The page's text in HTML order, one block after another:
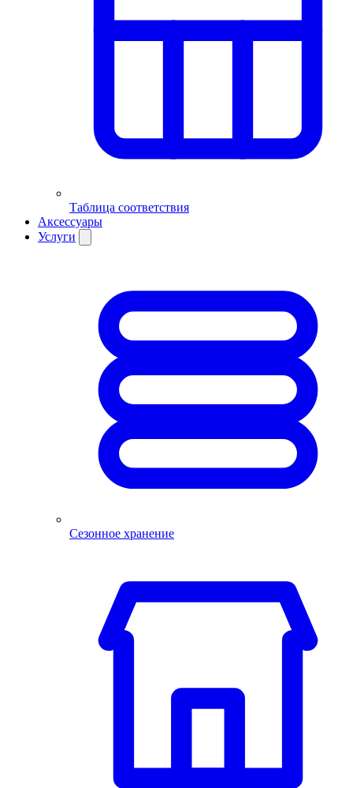
Таблица соответствия
Аксессуары
Услуги
Сезонное хранение